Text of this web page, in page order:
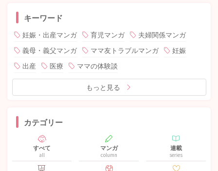
キーワード
妊娠・出産マンガ 育児マンガ
夫婦関係マンガ
義母・義父マンガ
ママ友トラブルマンガ
妊娠
出産
医療 ママの体験談
もっと見る
カテゴリー
すべて
all
マンガ
column
連載
series